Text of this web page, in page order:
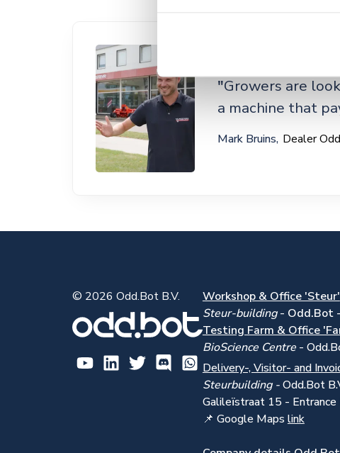
"Growers are
a machine that
Mark Bruins, Dealer
© 2026 Odd.Bot B.V.
Workshop & Office 'Steur'
Steur-building- Odd.Bot -
Testing Farm & Office
BioScience Centre -
Delivery-, Visitor- and
Steurbuilding -Odd.Bot
Galileïstraat 15 -
📌 Google Maps link